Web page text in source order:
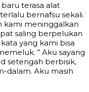
terasa alat
bernafsu sekali.
kami meninggalkan
saling berpelukan
yang kami bisa
” Aku sayang
setengah berbisik,
dalam. Aku masih